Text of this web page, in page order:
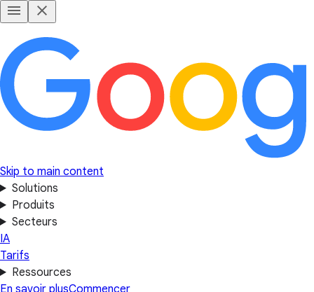
Skip to main content
Solutions
Produits
Secteurs
IA
Tarifs
Ressources
En savoir plusCommencer